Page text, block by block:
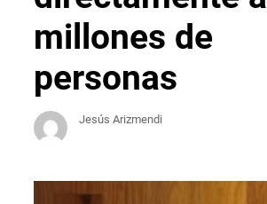
millones de
personas
Jesús Arizmendi